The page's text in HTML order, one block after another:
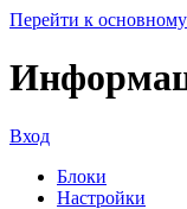
Перейти к
Вход
Блоки
Настройки